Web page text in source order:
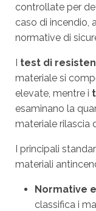
controllate per
caso di incendio,
normative di
I test di
materiale si
elevate, mentre i
esaminano la
materiale rilascia
I principali
materiali
Normative
classifica i